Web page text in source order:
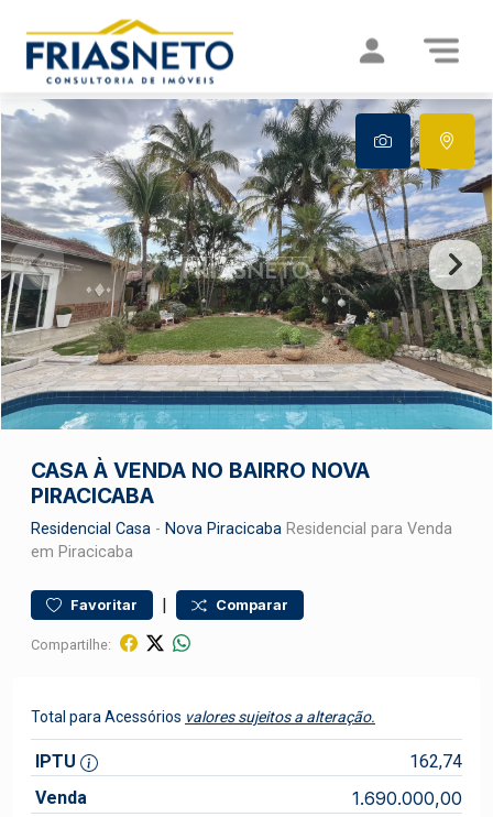
CASA À VENDA NO BAIRRO NOVA
PIRACICABA
Residencial Casa - Nova Piracicaba Residencial para Venda
em Piracicaba
Favoritar | Comparar
Compartilhe:
Total para Acessórios valores sujeitos a alteração.
IPTU
162,74
Venda
1.690.000,00